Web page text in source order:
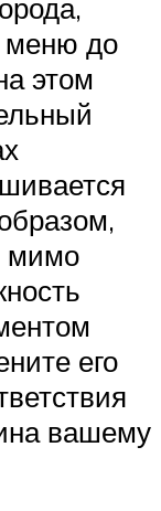
меню до
этом
мимо
его
вашему